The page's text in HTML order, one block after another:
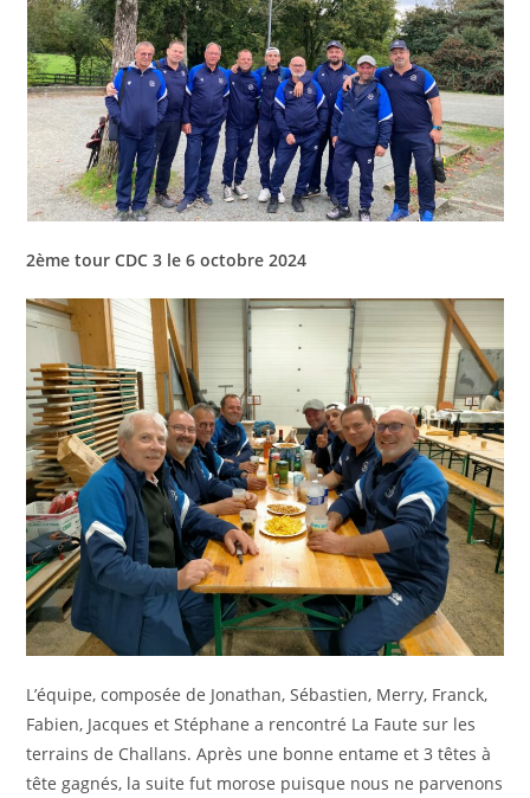
2ème tour CDC 3 le 6 octobre 2024
L’équipe, composée de Jonathan, Sébastien, Merry, Franck,
Fabien, Jacques et Stéphane a rencontré La Faute sur les
terrains de Challans. Après une bonne entame et 3 têtes à
tête gagnés, la suite fut morose puisque nous ne parvenons